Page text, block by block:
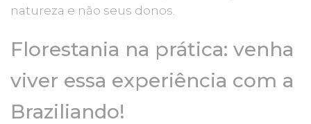
natureza e não seus donos.
Florestania na prática: venha
viver essa experiência com a
Braziliando!